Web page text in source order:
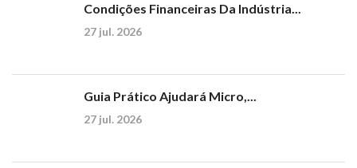
Condições Financeiras Da Indústria...
27 jul. 2026
Guia Prático Ajudará Micro,...
27 jul. 2026